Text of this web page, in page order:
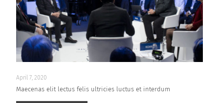
April 7, 2020
Maecenas elit lectus felis ultricies luctus et interdum